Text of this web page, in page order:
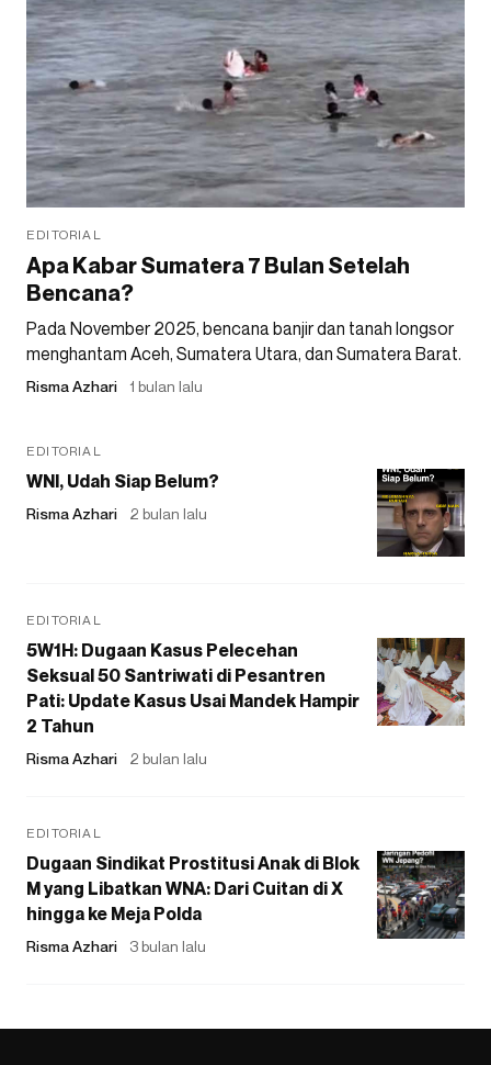
EDITORIAL
Apa Kabar Sumatera 7 Bulan Setelah
Bencana?
Pada November 2025, bencana banjir dan tanah longsor
menghantam Aceh, Sumatera Utara, dan Sumatera Barat.
Risma Azhari 1 bulan lalu
EDITORIAL
WNI, Udah Siap Belum?
Risma Azhari 2 bulan lalu
EDITORIAL
5W1H: Dugaan Kasus Pelecehan
Seksual 50 Santriwati di Pesantren
Pati: Update Kasus Usai Mandek Hampir
2 Tahun
Risma Azhari 2 bulan lalu
EDITORIAL
Dugaan Sindikat Prostitusi Anak di Blok
M yang Libatkan WNA: Dari Cuitan di X
hingga ke Meja Polda
Risma Azhari 3 bulan lalu